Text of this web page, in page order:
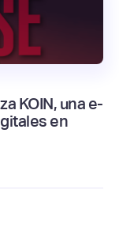
KOIN, una e-
en